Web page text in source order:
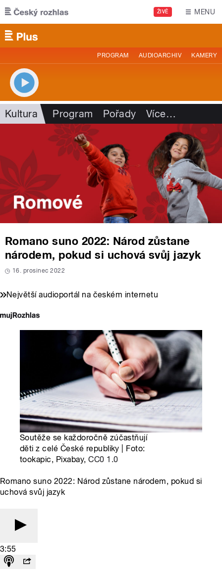
Přejít k hlavnímu obsahu
ŽIVĚ MENU
PROGRAM AUDIOARCHIV KAMERY
Kultura Program Pořady Více…
Romano suno 2022: Národ zůstane
národem, pokud si uchová svůj jazyk
16. prosinec 2022
Největší audioportál na českém internetu
Soutěže se každoročně zúčastňují
děti z celé České republiky | Foto:
tookapic, Pixabay,CC0 1.0
Romano suno 2022: Národ zůstane národem, pokud si
uchová svůj jazyk
3:55